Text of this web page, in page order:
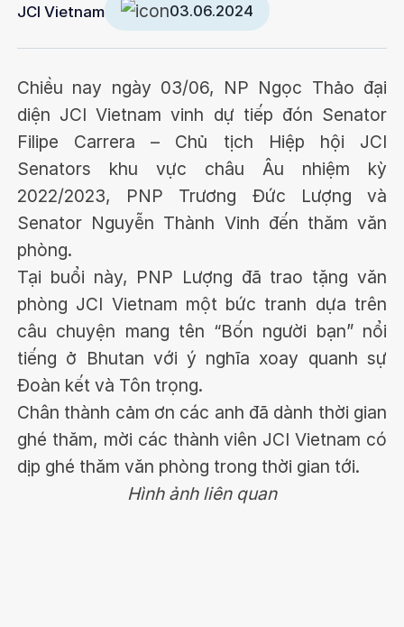
JCI Vietnam 03.06.2024
Chiều nay ngày 03/06, NP Ngọc Thảo đại
diện JCI Vietnam vinh dự tiếp đón Senator
Filipe Carrera – Chủ tịch Hiệp hội JCI
Senators khu vực châu Âu nhiệm kỳ
2022/2023, PNP Trương Đức Lượng và
Senator Nguyễn Thành Vinh đến thăm văn
phòng.
Tại buổi này, PNP Lượng đã trao tặng văn
phòng JCI Vietnam một bức tranh dựa trên
câu chuyện mang tên “Bốn người bạn” nổi
tiếng ở Bhutan với ý nghĩa xoay quanh sự
Đoàn kết và Tôn trọng.
Chân thành cảm ơn các anh đã dành thời gian
ghé thăm, mời các thành viên JCI Vietnam có
dịp ghé thăm văn phòng trong thời gian tới.
Hình ảnh liên quan